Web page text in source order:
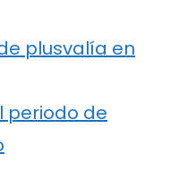
plusvalía en
periodo de